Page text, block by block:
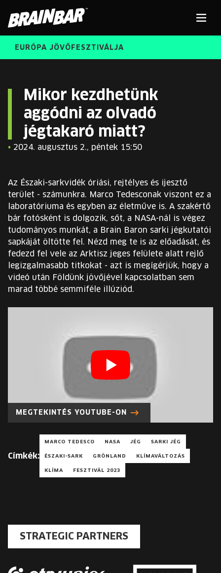
Bar
RÓLUNK
KORÁBBI ELŐADÓK
KARRIER
EURÓPA JÖVŐFESZTIVÁLJA
ELŐADÓK
INGYENES DIÁK- ÉS TANÁRREGISZTRÁCIÓ
JEGYEK
EN
Change
language:
EURÓPA JÖVŐFESZTIVÁLJA
INGYENES DIÁK- ÉS TANÁRREGISZTRÁCIÓ
JEGYEK
Mikor kezdhetünk
aggódni az olvadó
jégtakaró miatt?
• 2024. augusztus 2., péntek 15:50
Az Északi-sarkvidék óriási, rejtélyes és ijesztő
terület - számunkra. Marco Tedesconak viszont ez a
laboratóriuma és egyben az életműve is. A szakértő
bár fotósként is dolgozik, sőt, a NASA-nál is végez
tudományos munkát, a Brain Baron sarki jégkutatói
sapkáját öltötte fel. Nézd meg te is az előadását, és
fedezd fel vele az Arktisz jeges felülete alatt rejlő
legizgalmasabb titkokat - azt is megígérjük, hogy a
videó után Földünk jövőjével kapcsolatban sem
marad többé semmiféle illúziód.
MEGTEKINTÉS YOUTUBE-ON
Címkék:
MARCO TEDESCO NASA JÉG SARKI JÉG
ÉSZAKI-SARK GRÖNLAND KLÍMAVÁLTOZÁS
KLÍMA FESZTIVÁL 2023
STRATEGIC PARTNERS